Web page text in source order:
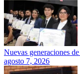
Nuevas generaciones
agosto 7, 2026